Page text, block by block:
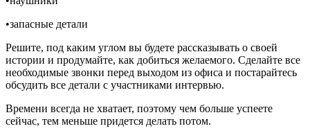
•запасные детали
Решите, под каким углом вы будете рассказывать о своей
истории и продумайте, как добиться желаемого. Сделайте все
необходимые звонки перед выходом из офиса и постарайтесь
обсудить все детали с участниками интервью.
Времени всегда не хватает, поэтому чем больше успеете
сейчас, тем меньше придется делать потом.